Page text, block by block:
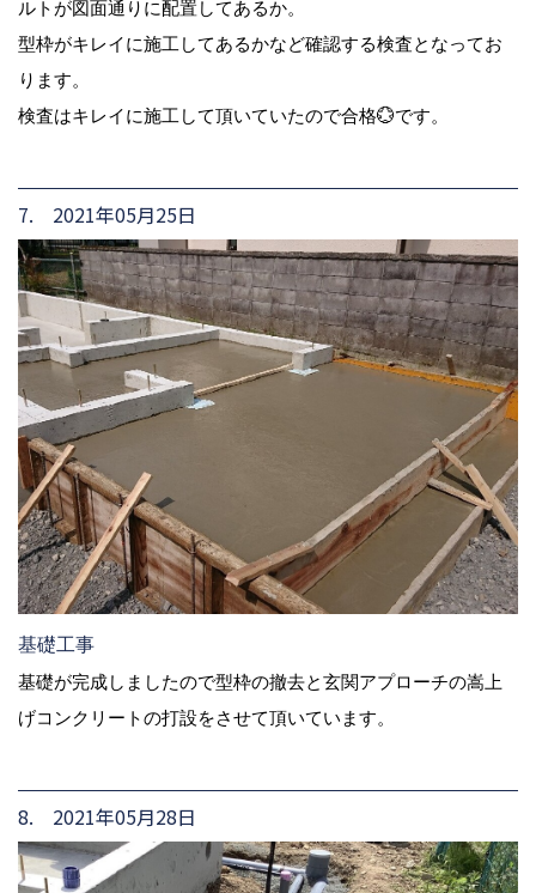
ルトが図面通りに配置してあるか。
型枠がキレイに施工してあるかなど確認する検査となってお
ります。
検査はキレイに施工して頂いていたので合格💮です。
7. 2021年05月25日
基礎工事
基礎が完成しましたので型枠の撤去と玄関アプローチの嵩上
げコンクリートの打設をさせて頂いています。
8. 2021年05月28日